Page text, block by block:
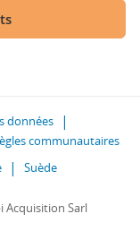
données
communautaires
Suède
Acquisition Sarl